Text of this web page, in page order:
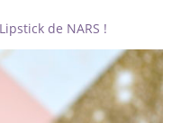
de NARS !